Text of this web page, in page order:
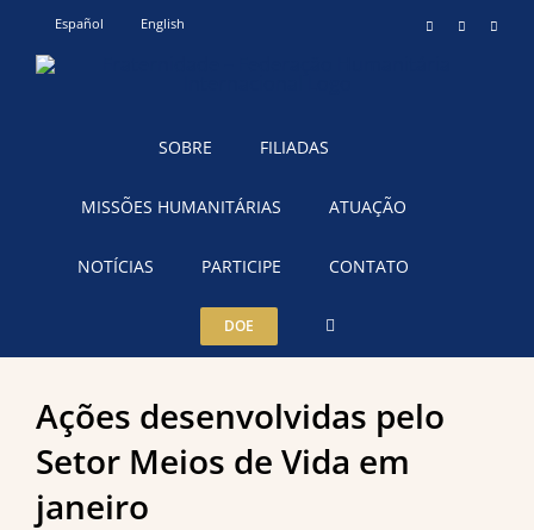
Español English InstagramYouTube
SOBRE FILIADAS
MISSÕES HUMANITÁRIAS ATUAÇÃO
NOTÍCIAS PARTICIPE CONTATO
DOE
Ações desenvolvidas pelo
Setor Meios de Vida em
janeiro